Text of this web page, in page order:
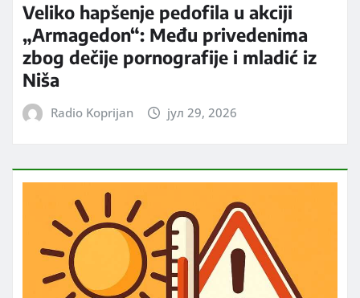
Veliko hapšenje pedofila u akciji
„Armagedon“: Među privedenima
zbog dečije pornografije i mladić iz
Niša
Radio Koprijan јул 29, 2026